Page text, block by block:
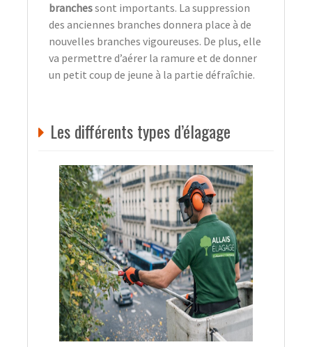
branchessont importants. La suppression
des anciennes branches donnera place à de
nouvelles branches vigoureuses. De plus, elle
va permettre d’aérer la ramure et de donner
un petit coup de jeune à la partie défraîchie.
Les différents types d’élagage